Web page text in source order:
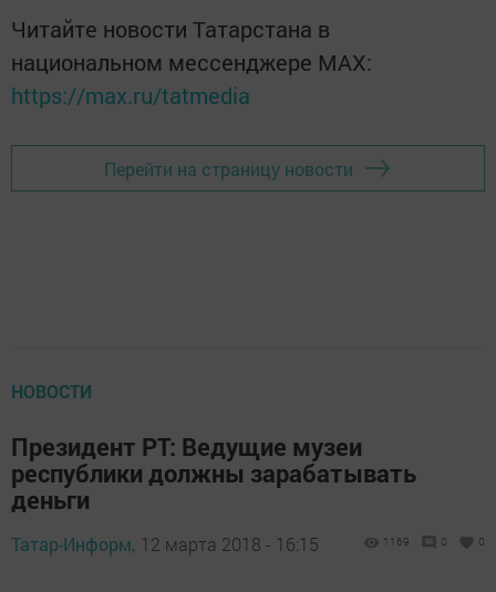
Читайте новости Татарстана в
национальном мессенджере MАХ:
https://max.ru/tatmedia
Перейти на страницу новости
НОВОСТИ
Президент РТ: Ведущие музеи
республики должны зарабатывать
деньги
Татар-Информ, 12 марта 2018 - 16:15 1169 0 0